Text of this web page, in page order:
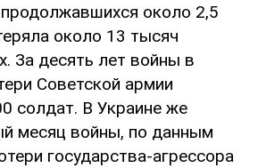
продолжавшихся около 2,5
около 13 тысяч
За десять лет войны в
Советской армии
солдат. В Украине же
месяц войны, по данным
государства-агрессора